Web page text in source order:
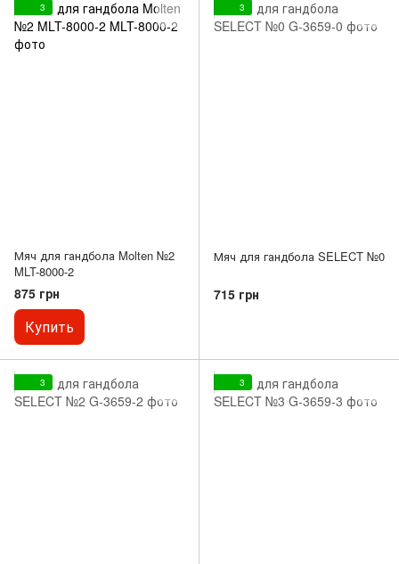
3
Мяч для гандбола Molten №2
MLT-8000-2
875 грн
Купить
3
Мяч для гандбола SELECT №0
715 грн
3 3